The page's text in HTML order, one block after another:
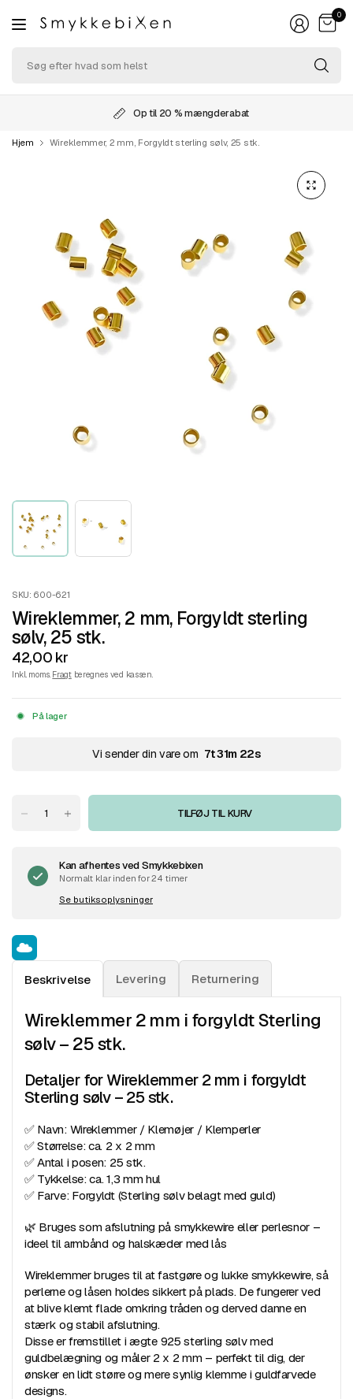
0
Op til 20 % mængderabat
Hjem Wireklemmer, 2 mm, Forgyldt sterling sølv, 25 stk.
SKU: 600-621
Wireklemmer, 2 mm, Forgyldt sterling
sølv, 25 stk.
42,00 kr
Inkl. moms. Fragtberegnes ved kassen.
På lager
Vi sender din vare om 7t31m 22s
TILFØJ TIL KURV
Kan afhentes vedSmykkebixen
Normalt klar inden for 24 timer
Se butiksoplysninger
Beskrivelse Levering Returnering
Wireklemmer 2 mm i forgyldt Sterling
sølv – 25 stk.
Detaljer for Wireklemmer 2 mm i forgyldt
Sterling sølv – 25 stk.
✅ Navn: Wireklemmer / Klemøjer / Klemperler
✅ Størrelse: ca. 2 x 2 mm
✅ Antal i posen: 25 stk.
✅ Tykkelse: ca. 1,3 mm hul
✅ Farve: Forgyldt (Sterling sølv belagt med guld)
🌿 Bruges som afslutning på smykkewire eller perlesnor –
ideel til armbånd og halskæder med lås
Wireklemmer bruges til at fastgøre og lukke smykkewire, så
perlerne og låsen holdes sikkert på plads. De fungerer ved
at blive klemt flade omkring tråden og derved danne en
stærk og stabil afslutning.
Disse er fremstillet i ægte 925 sterling sølv med
guldbelægning og måler 2 x 2 mm – perfekt til dig, der
ønsker en lidt større og mere synlig klemme i guldfarvede
designs.